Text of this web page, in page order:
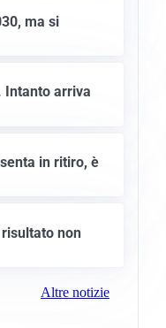
ma si
Intanto arriva
in ritiro, è
non
Altre notizie